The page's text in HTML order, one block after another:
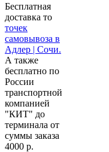
Бесплатная
доставка то
точек
самовывоза в
Адлер | Сочи.
А также
бесплатно по
России
транспортной
компанией
"КИТ" до
терминала от
суммы заказа
4000 р.